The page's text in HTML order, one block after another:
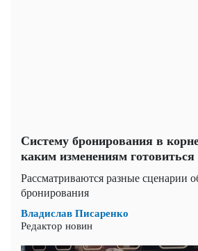
Систему бронирования в
каким изменениям готовиться
Рассматриваются разные сценарии
бронирования
Владислав Писаренко
Редактор новин